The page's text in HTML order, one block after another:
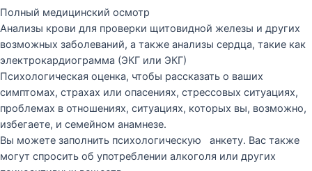
Полный медицинский осмотр
Анализы крови для проверки щитовидной железы и других
возможных заболеваний, а также анализы сердца, такие как
электрокардиограмма (ЭКГ или ЭКГ)
Психологическая оценка, чтобы рассказать о ваших
симптомах, страхах или опасениях, стрессовых ситуациях,
проблемах в отношениях, ситуациях, которых вы, возможно,
избегаете, и семейном анамнезе.
Вы можете заполнить психологическую анкету. Вас также
могут спросить об употреблении алкоголя или других